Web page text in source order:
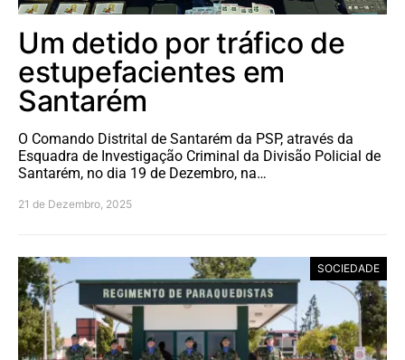
Um detido por tráfico de
estupefacientes em
Santarém
O Comando Distrital de Santarém da PSP, através da
Esquadra de Investigação Criminal da Divisão Policial de
Santarém, no dia 19 de Dezembro, na…
21 de Dezembro, 2025
SOCIEDADE